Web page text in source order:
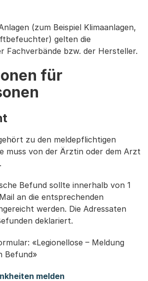
(zum Beispiel Klimaanlagen,
gelten die
Fachverbände bzw. der Hersteller.
für
zu den meldepflichtigen
muss von der Ärztin oder dem Arzt
Befund sollte innerhalb von 1
an die entsprechenden
werden. Die Adressaten
deklariert.
«Legionellose – Meldung
Befund»
melden